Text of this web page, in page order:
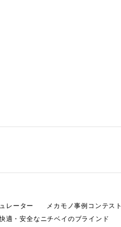
レーター
メカモノ事例コンテスト
適・安全なニチベイのブラインド